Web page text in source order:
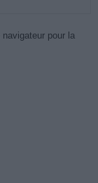
pour la